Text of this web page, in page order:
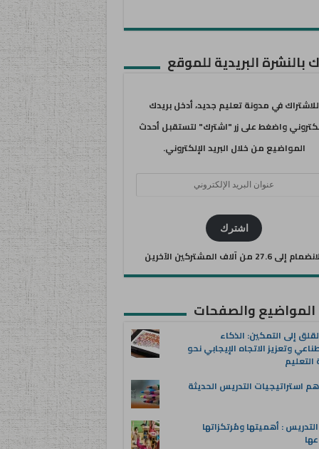
بالنشرة البريدية للموقع
للاشتراك في مدونة تعليم جديد، أدخل بريدك
واضغط على زر "اشترك" لتستقبل أحدث
المواضيع من خلال البريد الإلكتروني.
اشترك
إلى 27.6 من آلاف المشتركين الآخرين
المواضيع والصفحات
إلى التمكين: الذكاء
وتعزيز الاتجاه الإيجابي نحو
استراتيجيات التدريس الحديثة
: أهميتها ومُرتكزاتها